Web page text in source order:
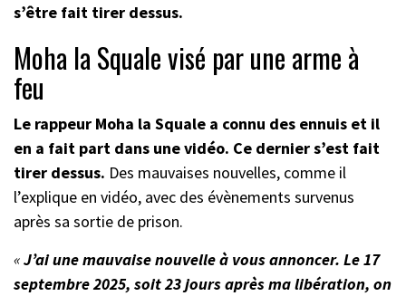
s’être fait tirer dessus.
Moha la Squale visé par une arme à
feu
Le rappeur Moha la Squale a connu des ennuis et il
en a fait part dans une vidéo. Ce dernier s’est fait
tirer dessus. Des mauvaises nouvelles, comme il
l’explique en vidéo, avec des évènements survenus
après sa sortie de prison.
«J’ai une mauvaise nouvelle à vous annoncer. Le 17
septembre 2025, soit 23 jours après ma libération, on